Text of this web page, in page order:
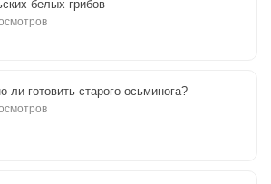
белых грибов
ли готовить старого осьминога?